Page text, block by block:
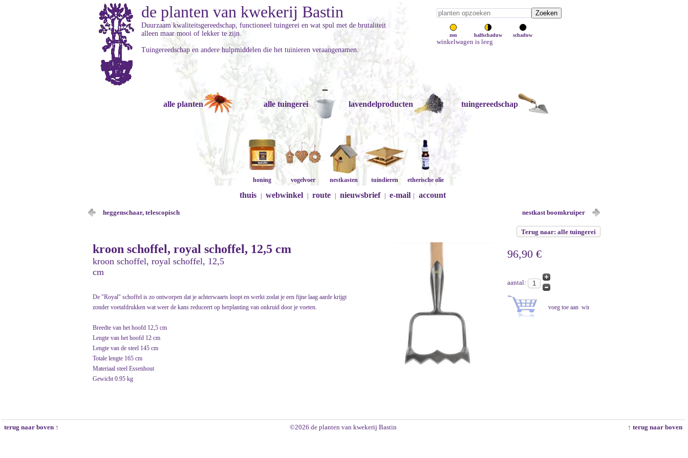
zon halfschaduw schaduw
winkelwagen is leeg
de planten van kwekerij Bastin
Duurzaam kwaliteitsgereedschap, functioneel tuingerei en wat spul met de brutaliteit
alleen maar mooi of lekker te zijn.
Tuingereedschap en andere hulpmiddelen die het tuinieren veraangenamen.
alle planten alle tuingerei lavendelproducten tuingereedschap
honing vogelvoer nestkasten tuindieren etherische olie
thuis webwinkel route nieuwsbrief e-mail account
heggenschaar, telescopisch nestkast boomkruiper
Terug naar: alle tuingerei
kroon schoffel, royal schoffel, 12,5 cm
kroon schoffel, royal schoffel, 12,5
cm
De "Royal" schoffel is zo ontworpen dat je achterwaarts loopt en werkt zodat je een fijne laag aarde krijgt
zonder voetafdrukken wat weer de kans reduceert op herplanting van onkruid door je voeten.
Breedte van het hoofd 12,5 cm
Lengte van het hoofd 12 cm
Lengte van de steel 145 cm
Totale lengte 165 cm
Materiaal steel Essenhout
Gewicht 0.95 kg
96,90 €
aantal:
terug naar boven ↑ ©2026 de planten van kwekerij Bastin ↑ terug naar boven